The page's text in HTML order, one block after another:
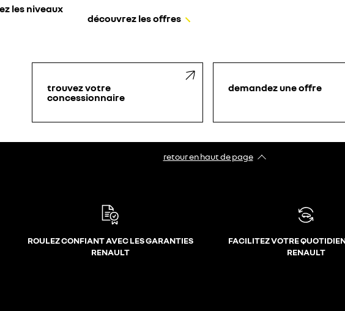
les niveaux
découvrez les offres
trouvez votre
concessionnaire
demandez une offre
retour en haut de page​
ROULEZ CONFIANT AVEC LES GARANTIES
RENAULT
FACILITEZ VOTRE
RENAULT